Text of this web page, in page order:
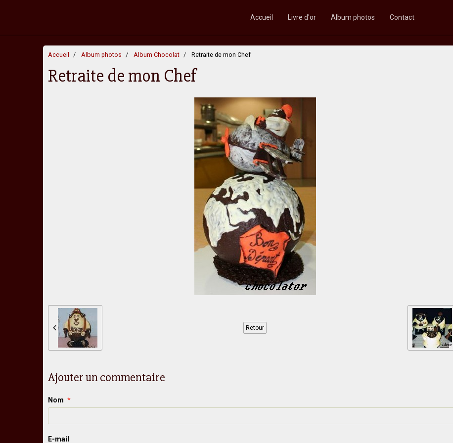
Accueil Livre d'or Album photos Contact
Accueil Album photos Album Chocolat Retraite de mon Chef
Retraite de mon Chef
Retour
Ajouter un commentaire
Nom
E-mail